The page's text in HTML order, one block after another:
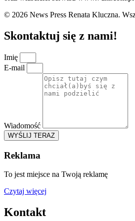
© 2026 News Press Renata Kluczna.
Skontaktuj się z nami!
Imię
E-mail
Wiadomość
WYŚLIJ TERAZ
Reklama
To jest miejsce na Twoją reklamę
Czytaj więcej
Kontakt